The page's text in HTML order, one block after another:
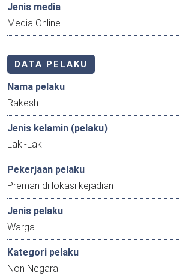
Jenis media
Media Online
DATA PELAKU
Nama pelaku
Rakesh
Jenis kelamin (pelaku)
Laki-Laki
Pekerjaan pelaku
Preman di lokasi kejadian
Jenis pelaku
Warga
Kategori pelaku
Non Negara